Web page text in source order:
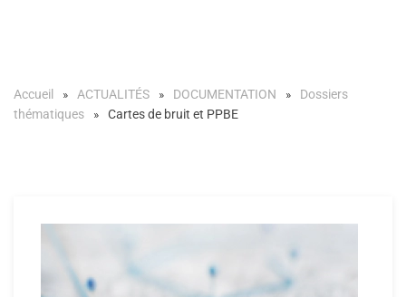
Accueil ACTUALITÉS DOCUMENTATION
Dossiers
thématiques
Cartes de bruit et PPBE